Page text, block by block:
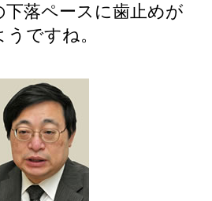
下落ペースに歯止めが
ですね。